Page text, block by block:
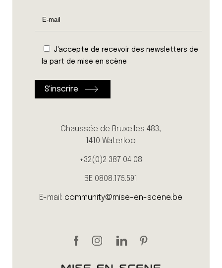
J'accepte de recevoir des newsletters de
la part de mise en scène
Chaussée de Bruxelles 483,
1410 Waterloo
+32(0)2 387 04 08
BE 0808.175.591
E-mail: community@mise-en-scene.be